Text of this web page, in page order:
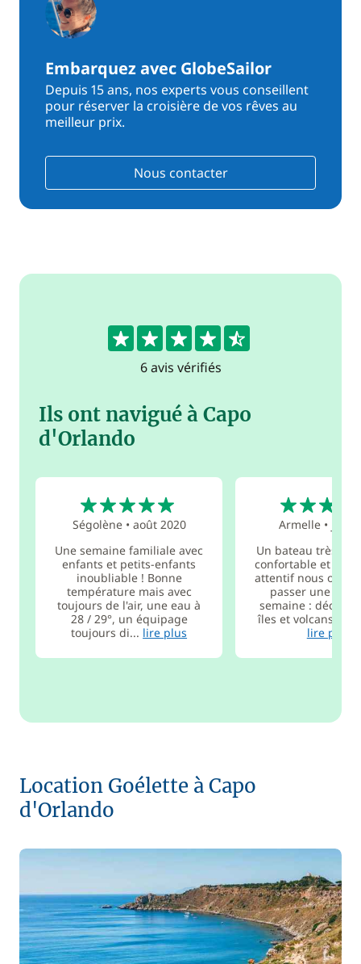
Embarquez avec GlobeSailor
Depuis 15 ans, nos experts vous conseillent
pour réserver la croisière de vos rêves au
meilleur prix.
Nous contacter
4.7
6 avis vérifiés
Ils ont navigué à Capo
d'Orlando
Ségolène• août 2020
Une semaine familiale avec
enfants et petits-enfants
inoubliable ! Bonne
température mais avec
toujours de l'air, une eau à
28 / 29°, un équipage
toujours di... lire plus
Armelle •
Un bateau très
confortable et un
attentif nous ont
passer une
semaine :
îles et volcans ,
lire plus
Location Goélette à Capo
d'Orlando